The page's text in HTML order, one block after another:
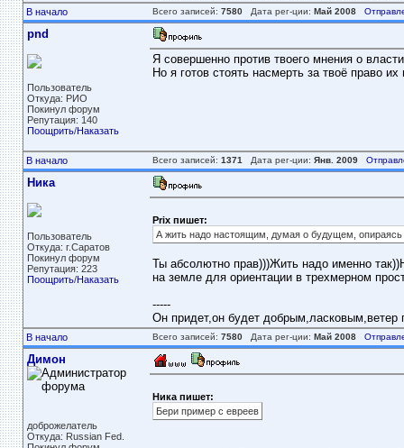
В начало Всего записей: 7580Дата рег-ции: Май 2008
pnd
Пользователь
Откуда: РИО
Покинул форум
Репутация: 140
Поощрить/Наказать
Я совершенно против твоего мнения о
Но я готов стоять насмерть за твоё право их
В начало Всего записей: 1371 Дата рег-ции: Янв. 2009
Ника
Пользователь
Откуда: г.Саратов
Покинул форум
Репутация: 223
Поощрить/Наказать
Prix пишет:
А жить надо настоящим, думая о будущем,
Ты абсолютно прав)))Жить надо именно
на земле для ориентации в трехмерном
-----
Он придет,он будет добрым,ласковым,ветер
В начало Всего записей: 7580Дата рег-ции: Май 2008
Димон
доброжелатель
Откуда: Russian Fed.
Ника пишет:
Бери пример с евреев